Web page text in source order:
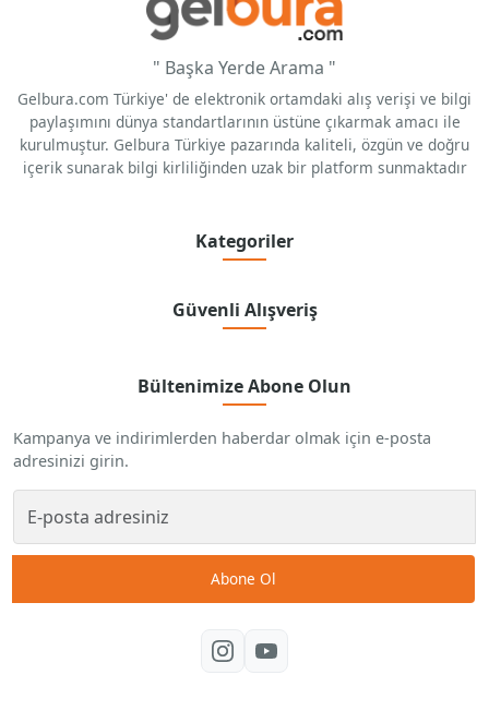
" Başka Yerde Arama "
Gelbura.com Türkiye' de elektronik ortamdaki alış verişi ve bilgi
paylaşımını dünya standartlarının üstüne çıkarmak amacı ile
kurulmuştur. Gelbura Türkiye pazarında kaliteli, özgün ve doğru
içerik sunarak bilgi kirliliğinden uzak bir platform sunmaktadır
Kategoriler
Güvenli Alışveriş
Bültenimize Abone Olun
Kampanya ve indirimlerden haberdar olmak için e-posta
adresinizi girin.
Abone Ol